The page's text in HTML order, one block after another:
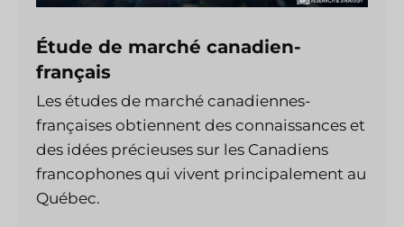
Étude de marché canadien-
français
Les études de marché canadiennes-
françaises obtiennent des connaissances et
des idées précieuses sur les Canadiens
francophones qui vivent principalement au
Québec.